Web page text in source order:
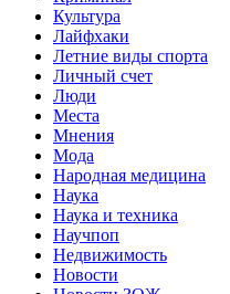
Культура
Лайфхаки
Летние виды спорта
Личный счет
Люди
Места
Мнения
Мода
Народная медицина
Наука
Наука и техника
Научпоп
Недвижимость
Новости